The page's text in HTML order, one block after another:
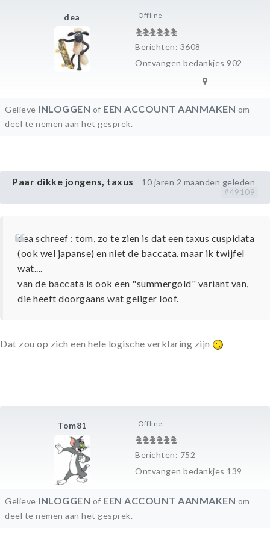
dea Offline
Berichten: 3608
Ontvangen bedankjes 902
Gelieve INLOGGEN of EEN ACCOUNT AANMAKEN om
deel te nemen aan het gesprek.
Paar dikke jongens, taxus 10 jaren 2 maanden geleden
#49109
Tom81 Offline
Berichten: 752
Ontvangen bedankjes 139
dea schreef : tom, zo te zien is dat een taxus cuspidata
(ook wel japanse) en niet de baccata. maar ik twijfel
wat....
van de baccata is ook een "summergold" variant van,
die heeft doorgaans wat geliger loof.
Dat zou op zich een hele logische verklaring zijn
Gelieve INLOGGEN of EEN ACCOUNT AANMAKEN om
deel te nemen aan het gesprek.